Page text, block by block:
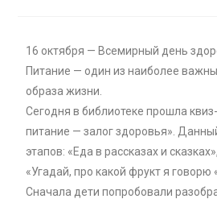
16 октября — Всемирный день
Питание — один из наиболее
образа жизни.
Сегодня в библиотеке прошла
питание — залог здоровья».
этапов: «Еда в рассказах и
«Угадай, про какой фрукт я говорю
Сначала дети попробовали